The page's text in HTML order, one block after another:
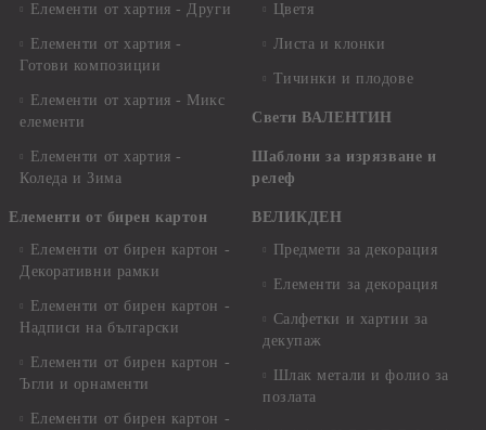
Елементи от хартия - Други
Елементи от хартия -
Готови композиции
Елементи от хартия - Микс
елементи
Елементи от хартия -
Коледа и Зима
Елементи от бирен картон
Елементи от бирен картон -
Декоративни рамки
Елементи от бирен картон -
Надписи на български
Елементи от бирен картон -
Ъгли и орнаменти
Елементи от бирен картон -
Цветя
Листа и клонки
Тичинки и плодове
Свети ВАЛЕНТИН
Шаблони за изрязване и
релеф
ВЕЛИКДЕН
Предмети за декорация
Елементи за декорация
Салфетки и хартии за
декупаж
Шлак метали и фолио за
позлата